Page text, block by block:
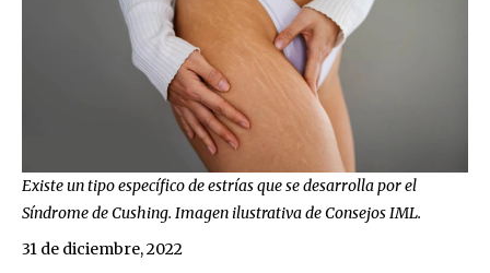
Existe un tipo específico de estrías que se desarrolla por el
Síndrome de Cushing. Imagen ilustrativa de Consejos IML.
31 de diciembre, 2022